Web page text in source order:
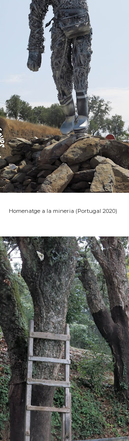
Homenatge a la mineria (Portugal 2020)